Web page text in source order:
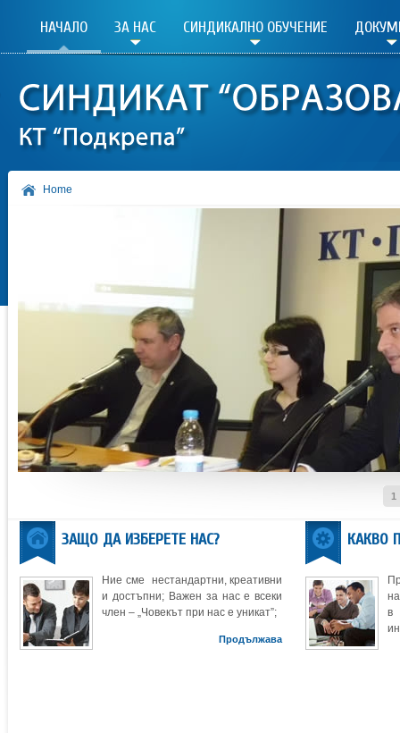
НАЧАЛО ЗА НАС СИНДИКАЛНО ОБУЧЕНИЕ
Home
1
ЗАЩО ДА ИЗБЕРЕТЕ НАС?
Ние сме нестандартни, креативни
и достъпни; Важен за нас е всеки
член – „Човекът при нас е уникат”;
Продължава
КАКВО
в